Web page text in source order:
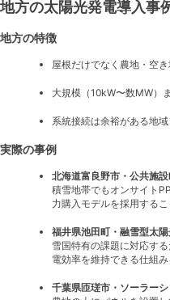
地方の太陽光発電導入事
地方の特徴
屋根だけでなく農地・空
大規模（10kW〜数MW）
系統接続は余裕がある地
実際の事例
北海道富良野市・公共施
積雪地帯でもオンサイト
力購入モデルを採用する
福井県池田町・融雪型太
雪国特有の課題に対応す
電効率を維持できる仕組み
千葉県匝瑳市・ソーラー